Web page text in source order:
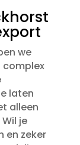
we
complex
laten
alleen
je
en zeker